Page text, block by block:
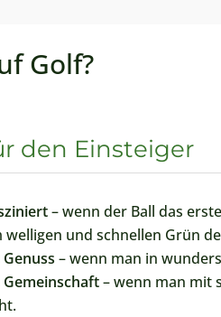
Golf?
den Einsteiger
– wenn der Ball das
welligen und schnellen Grün
– wenn man in
– wenn man mit